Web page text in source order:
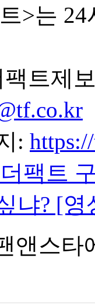
>는
팩트제
:
팩트
냐? [
앤스타